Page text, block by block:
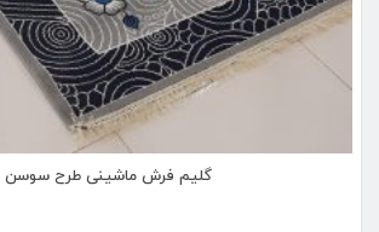
گلیم فرش ماشینی طرح سوسن